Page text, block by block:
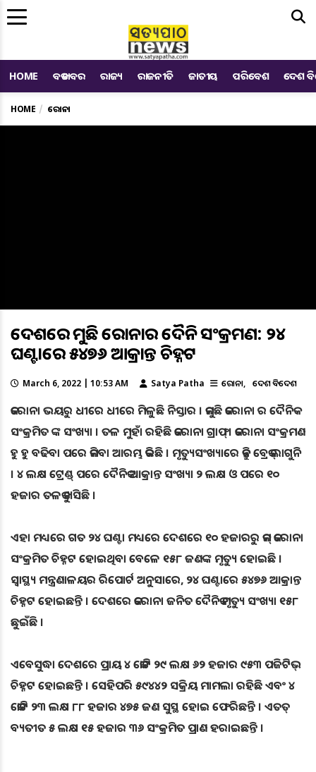
HOME ବଡ ଖବର ରାଜ୍ୟ ରାଜନୀତି ଜାତୀୟ ପରିବେଶ ଦେଶ
HOME କରୋନା
ଦେଶରେ କମୁଛି କରୋନାର ଦୈନିକ ସଂକ୍ରମଣ: ୨୪
ଘଣ୍ଟାରେ ୫୪୭୬ ଆକ୍ରାନ୍ତ ଚିହ୍ନଟ
March 6, 2022 | 10:53 AM Satya Patha କରୋନା ଦେଶ ବିଦେଶ
କରୋନା ଭୟରୁ ଧୀରେ ଧୀରେ ମିଳୁଛି ନିସ୍ତାର । କମୁଛି କରୋନା ର ଦୈନିକ
ସଂକ୍ରମିତ ଙ୍କ ସଂଖ୍ୟା । ତଳ ମୁହାଁ ରହିଛି କରୋନା ଗ୍ରାଫ୍। କରୋନା ସଂକ୍ରମଣ
ହୁ ହୁ ବଢିବା ପରେ କମିବା ଆରମ୍ଭ କରିଛି । ମୃତ୍ୟୁସଂଖ୍ୟାରେ କିନ୍ତୁ ବ୍ରେକ୍ ଲାଗୁନି
। ୪ ଲକ୍ଷ ଟ୍ରେଣ୍ଡ୍ ପରେ ଦୈନିକ ଆକ୍ରାନ୍ତ ସଂଖ୍ୟା ୨ ଲକ୍ଷ ଓ ପରେ ୧୦
ହଜାର ତଳକୁ ଖସିଛି ।
ଏହା ମଧ୍ୟରେ ଗତ ୨୪ ଘଣ୍ଟା ମଧ୍ୟରେ ଦେଶରେ ୧୦ ହଜାରରୁ କମ୍ କରୋନା
ସଂକ୍ରମିତ ଚିହ୍ନଟ ହୋଇଥିବା ବେଳେ ୧୫୮ ଜଣଙ୍କ ମୃତ୍ୟୁ ହୋଇଛି ।
ସ୍ୱାସ୍ଥ୍ୟ ମନ୍ତ୍ରଣାଳୟର ରିପୋର୍ଟ ଅନୁସାରେ, ୨୪ ଘଣ୍ଟାରେ ୫୪୭୬ ଆକ୍ରାନ୍ତ
ଚିହ୍ନଟ ହୋଇଛନ୍ତି । ଦେଶରେ କରୋନା ଜନିତ ଦୈନିକ ମୃତ୍ୟୁ ସଂଖ୍ୟା ୧୫୮
ଛୁଇଁଛି ।
ଏବେସୁଦ୍ଧା ଦେଶରେ ପ୍ରାୟ ୪ କୋଟି ୨୯ ଲକ୍ଷ ୬୨ ହଜାର ୯୫୩ ପଜିଟିଭ୍
ଚିହ୍ନଟ ହୋଇଛନ୍ତି । ସେହିପରି ୫୯୪୪୨ ସକ୍ରିୟ ମାମଲା ରହିଛି ଏବଂ ୪
କୋଟି ୨୩ ଲକ୍ଷ ୮୮ ହଜାର ୪୭୫ ଜଣ ସୁସ୍ଥ ହୋଇ ଫେରିଛନ୍ତି । ଏତତ୍
ବ୍ୟତୀତ ୫ ଲକ୍ଷ ୧୫ ହଜାର ୩୬ ସଂକ୍ରମିତ ପ୍ରାଣ ହରାଇଛନ୍ତି ।